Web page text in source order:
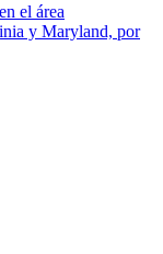
el área
y Maryland, por